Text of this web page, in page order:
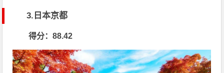
3.日本京都
得分：88.42